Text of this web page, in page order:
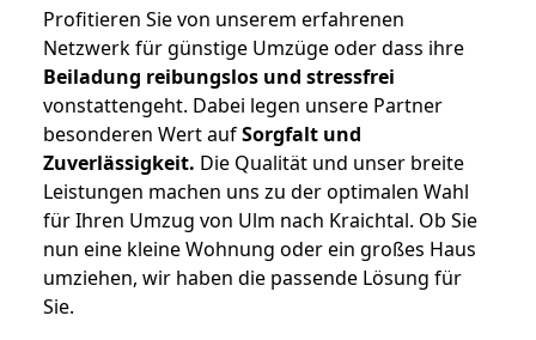
Profitieren Sie von unserem erfahrenen
Netzwerk für günstige Umzüge oder dass ihre
Beiladung reibungslos und stressfrei
vonstattengeht. Dabei legen unsere Partner
besonderen Wert aufSorgfalt und
Zuverlässigkeit. Die Qualität und unser breite
Leistungen machen uns zu der optimalen Wahl
für Ihren Umzug von Ulm nach Kraichtal. Ob Sie
nun eine kleine Wohnung oder ein großes Haus
umziehen, wir haben die passende Lösung für
Sie.